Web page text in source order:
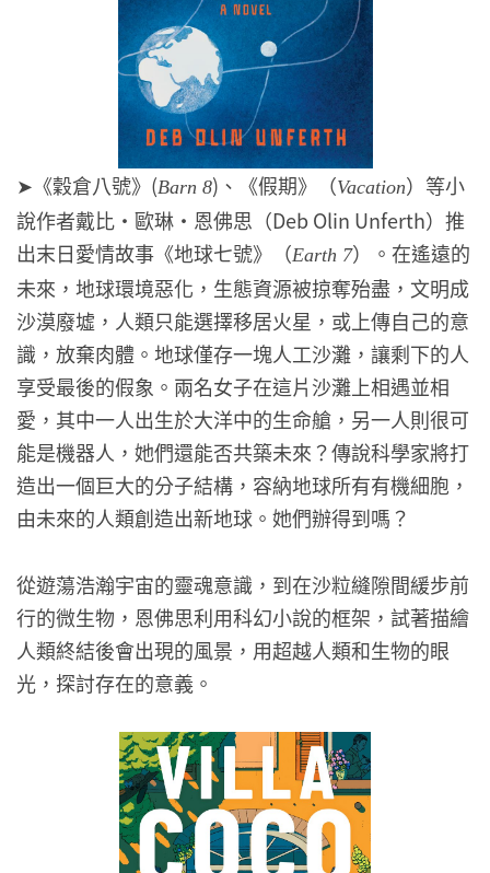
➤《穀倉八號》(Barn 8)、《假期》（Vacation）等小
說作者戴比・歐琳・恩佛思（Deb Olin Unferth）推
出末日愛情故事《地球七號》（Earth 7）。在遙遠的
未來，地球環境惡化，生態資源被掠奪殆盡，文明成
沙漠廢墟，人類只能選擇移居火星，或上傳自己的意
識，放棄肉體。地球僅存一塊人工沙灘，讓剩下的人
享受最後的假象。兩名女子在這片沙灘上相遇並相
愛，其中一人出生於大洋中的生命艙，另一人則很可
能是機器人，她們還能否共築未來？傳說科學家將打
造出一個巨大的分子結構，容納地球所有有機細胞，
由未來的人類創造出新地球。她們辦得到嗎？
從遊蕩浩瀚宇宙的靈魂意識，到在沙粒縫隙間緩步前
行的微生物，恩佛思利用科幻小說的框架，試著描繪
人類終結後會出現的風景，用超越人類和生物的眼
光，探討存在的意義。